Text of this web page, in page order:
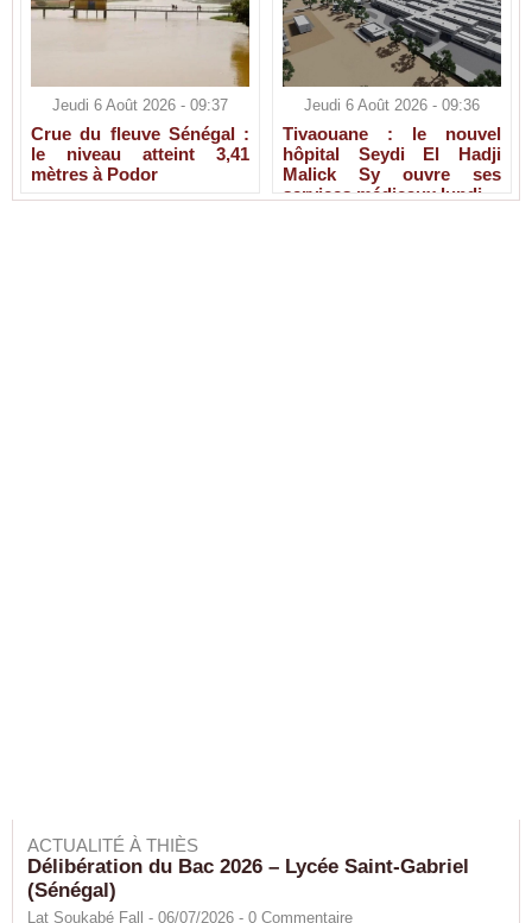
Jeudi 6 Août 2026 - 09:37
Crue du fleuve Sénégal :
le niveau atteint 3,41
mètres à Podor
Jeudi 6 Août 2026 - 09:36
Tivaouane : le nouvel
hôpital Seydi El Hadji
Malick Sy ouvre ses
services médicaux lundi
ACTUALITÉ À THIÈS
Délibération du Bac 2026 – Lycée Saint-Gabriel
(Sénégal)
Lat Soukabé Fall - 06/07/2026 - 0 Commentaire